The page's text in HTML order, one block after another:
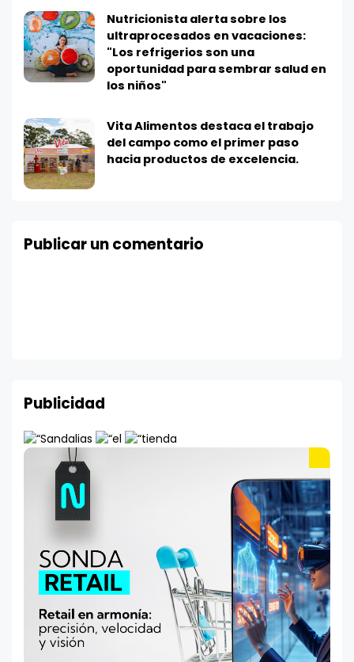
Nutricionista alerta sobre los
ultraprocesados en vacaciones:
"Los refrigerios son una
oportunidad para sembrar salud en
los niños"
Vita Alimentos destaca el trabajo
del campo como el primer paso
hacia productos de excelencia.
Publicar un comentario
Publicidad